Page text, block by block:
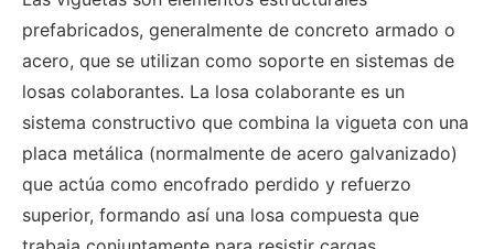
prefabricados, generalmente de concreto armado o
acero, que se utilizan como soporte en sistemas de
losas colaborantes. La losa colaborante es un
sistema constructivo que combina la vigueta con una
placa metálica (normalmente de acero galvanizado)
que actúa como encofrado perdido y refuerzo
superior, formando así una losa compuesta que